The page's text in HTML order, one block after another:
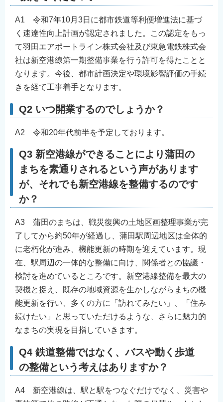
A1 令和7年10月3日に都市鉄道等利便増進法に基づ
く速達性向上計画が認定されました。この認定をもっ
て羽田エアポートライン株式会社及び東急電鉄株式会
社は新空港線第一期整備事業を行う許可を得たことと
なります。今後、都市計画決定や環境影響評価の手続
きを経て工事着手となります。
Q2 いつ開業するのでしょうか？
A2 令和20年代前半を予定しております。
Q3 新空港線ができることにより蒲田の
まちを素通りされるという声があります
が、それでも新空港線を整備するのです
か？
A3 蒲田のまちは、戦災復興の土地区画整理事業が完
了してから約50年が経過し、蒲田駅周辺地区は全体的
に老朽化が進み、機能更新の時期を迎えています。現
在、駅周辺の一体的な整備に向け、関係者との協議・
検討を進めているところです。新空港線整備を最大の
契機と捉え、既存の地域資源を生かしながらまちの機
能更新を行い、多くの方に「訪れてみたい」、「住み
続けたい」と思っていただけるような、さらに魅力的
なまちの実現を目指していきます。
Q4 鉄道整備ではなく、バスや動く歩道
の整備という考えはありますか？
A4 新空港線は、駅と駅をつなぐだけでなく、災害や